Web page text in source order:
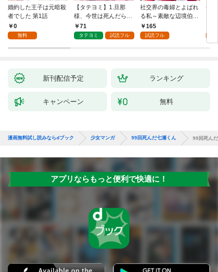
婚約した王子は元暗殺
者でした 第1話
0
無料
【タテヨミ】1.旦那
様、今世は死んだら許
しません
71
タテヨミ 試読フル
社交界の毒婦とよばれ
る私～素敵な辺境伯令
息に腕を折られたの
で、責任とってもらい
165
試読フル
視
新刊配信予定 ランキング
キャンペーン 無料
漫画無料試し読みならdブック 少女マンガ 99回死んだ七瀬くん 99回死ん
アプリならもっと便利で快適に！